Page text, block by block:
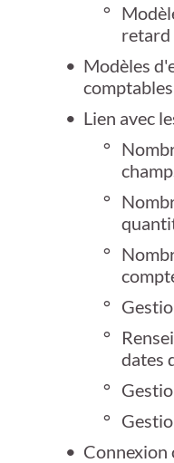
retard
Modèles
comptables
Lien avec
dates